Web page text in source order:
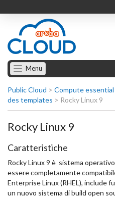
Menu
Public Cloud > Compute essential
des templates > Rocky Linux 9
Rocky Linux 9
Caratteristiche
Rocky Linux 9 è sistema
essere completamente
Enterprise Linux (RHEL), include
un nuovo sistema di build open